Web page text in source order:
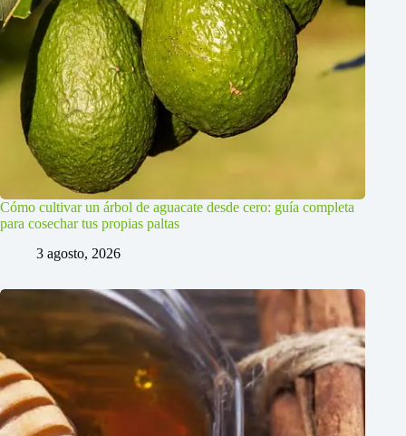
Cómo cultivar un árbol de aguacate desde cero: guía completa
para cosechar tus propias paltas
3 agosto, 2026